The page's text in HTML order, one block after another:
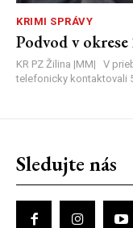
KRIMI SPRÁVY
Podvod v
KR PZ Žilina |MM| V
telefonicky kontaktovali
Sledujte nás